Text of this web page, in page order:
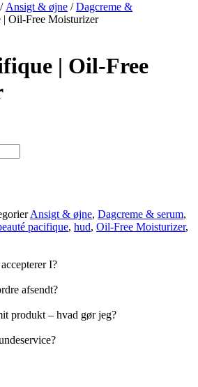
/ Ansigt & øjne /Dagcreme &
| Oil-Free Moisturizer
| Oil-Free
Ansigt & øjne, Dagcreme & serum,
pacifique, hud, Oil-Free Moisturizer,
I?
afsendt?
produkt – hvad gør jeg?